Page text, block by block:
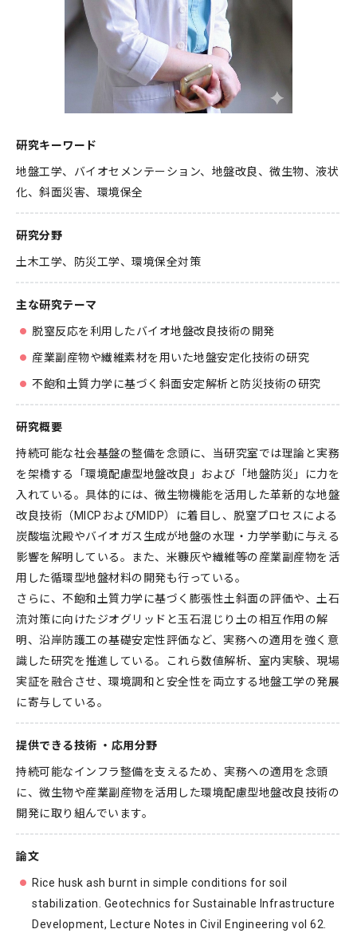
環境解析評価
環境保全対策
研究キーワード
地盤工学、バイオセメンテーション、地盤改良、微生物、液状
化、斜面災害、環境保全
研究分野
土木工学 防災工学 環境保全対策
主な研究テーマ
脱窒反応を利用したバイオ地盤改良技術の開発
産業副産物や繊維素材を用いた地盤安定化技術の研究
不飽和土質力学に基づく斜面安定解析と防災技術の研究
研究概要
持続可能な社会基盤の整備を念頭に、当研究室では理論と実務
を架橋する「環境配慮型地盤改良」および「地盤防災」に力を
入れている。具体的には、微生物機能を活用した革新的な地盤
改良技術（MICPおよびMIDP）に着目し、脱窒プロセスによる
炭酸塩沈殿やバイオガス生成が地盤の水理・力学挙動に与える
影響を解明している。また、米糠灰や繊維等の産業副産物を活
用した循環型地盤材料の開発も行っている。
さらに、不飽和土質力学に基づく膨張性土斜面の評価や、土石
流対策に向けたジオグリッドと玉石混じり土の相互作用の解
明、沿岸防護工の基礎安定性評価など、実務への適用を強く意
識した研究を推進している。これら数値解析、室内実験、現場
実証を融合させ、環境調和と安全性を両立する地盤工学の発展
に寄与している。
提供できる技術 ・応用分野
持続可能なインフラ整備を支えるため、実務への適用を念頭
に、微生物や産業副産物を活用した環境配慮型地盤改良技術の
開発に取り組んでいます。
論文
Rice husk ash burnt in simple conditions for soil
stabilization. Geotechnics for Sustainable Infrastructure
Development, Lecture Notes in Civil Engineering vol 62.